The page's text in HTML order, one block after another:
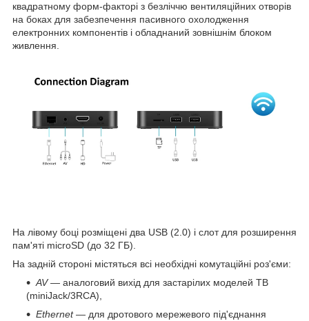
квадратному форм-факторі з безліччю вентиляційних отворів
на боках для забезпечення пасивного охолодження
електронних компонентів і обладнаний зовнішнім блоком
живлення.
На лівому боці розміщені два USB (2.0) і слот для розширення
пам'яті microSD (до 32 ГБ).
На задній стороні містяться всі необхідні комутаційні роз'єми:
AV— аналоговий вихід для застарілих моделей ТВ
(miniJack/3RCA),
Ethernet— для дротового мережевого під'єднання